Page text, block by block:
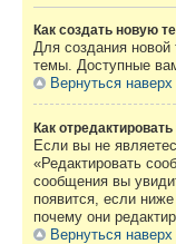
Как создать новую
Для создания
темы. Доступные
Вернуться наверх
Как
Если вы не
«Редактировать
сообщения вы
появится, если
почему они
Вернуться наверх